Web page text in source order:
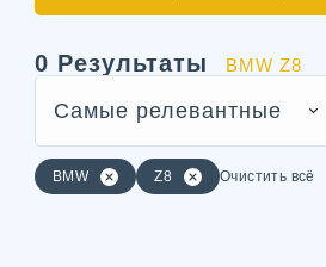
0 Результаты BMW Z8
Самые релевантные
BMW Z8 Очистить всё